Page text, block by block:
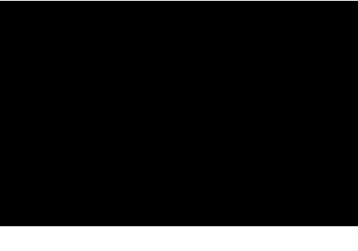
每筆NT$90，滿NT$1,200(含以上)免運費